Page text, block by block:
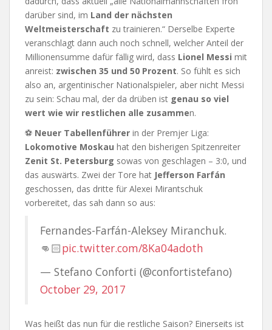
darüber sind, im Land der nächsten
Weltmeisterschaft zu trainieren.“ Derselbe Experte
veranschlagt dann auch noch schnell, welcher Anteil der
Millionensumme dafür fällig wird, dass Lionel Messi mit
anreist: zwischen 35 und 50 Prozent. So fühlt es sich
also an, argentinischer Nationalspieler, aber nicht Messi
zu sein: Schau mal, der da drüben ist genau so viel
wert wie wir restlichen alle zusammen.
⚽ Neuer Tabellenführer in der Premjer Liga:
Lokomotive Moskau hat den bisherigen Spitzenreiter
Zenit St. Petersburg sowas von geschlagen – 3:0, und
das auswärts. Zwei der Tore hat Jefferson Farfán
geschossen, das dritte für Alexei Mirantschuk
vorbereitet, das sah dann so aus:
Fernandes-Farfán-Aleksey Miranchuk.
👊🏻pic.twitter.com/8Ka04adoth
— Stefano Conforti (@confortistefano)
October 29, 2017
Was heißt das nun für die restliche Saison? Einerseits ist